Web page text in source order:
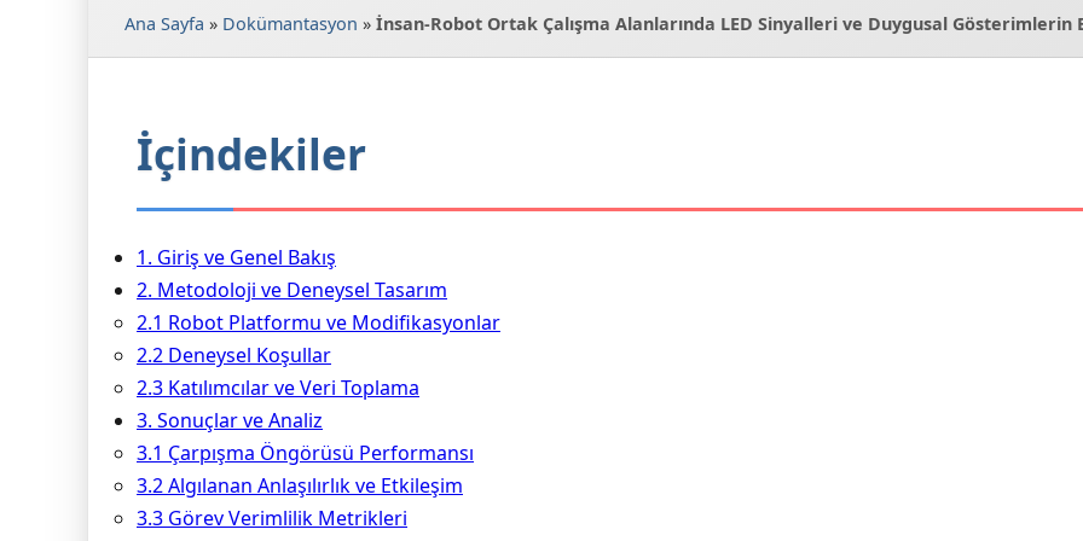
Ana Sayfa » Dokümantasyon » İnsan-Robot Ortak Çalışma Alanlarında LED Sinyalleri ve Duygusal Gösterimlerin
İçindekiler
1. Giriş ve Genel Bakış
2. Metodoloji ve Deneysel Tasarım
2.1 Robot Platformu ve Modifikasyonlar
2.2 Deneysel Koşullar
2.3 Katılımcılar ve Veri Toplama
3. Sonuçlar ve Analiz
3.1 Çarpışma Öngörüsü Performansı
3.2 Algılanan Anlaşılırlık ve Etkileşim
3.3 Görev Verimlilik Metrikleri